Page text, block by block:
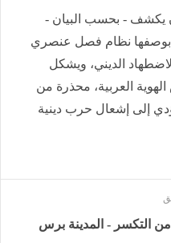
يكشف - بحسب البيان -
بوصفها نظام فصل عنصري
الديني، ويشكل
العربية، محذرة من
إلى إشعال حرب دينية
من التكسر - المدينة برس